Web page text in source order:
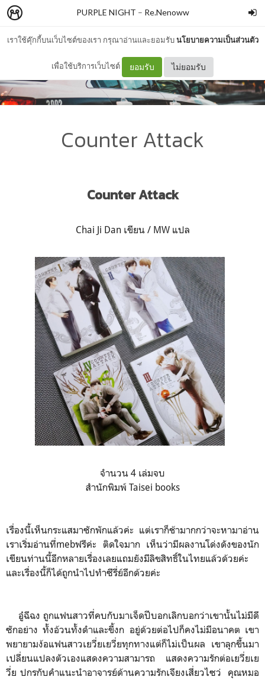
เราใช้คุ๊กกี้บนเว็บไซต์ของเรา กรุณาอ่านและยอมรับนโยบายความเป็นส่วนตัว
เพื่อใช้บริการเว็บไซต์ ยอมรับ ไม่ยอมรับ
PURPLE NIGHT – Re.Nenoww
Counter Attack
Counter Attack
Chai Ji Dan เขียน / MW แปล
จำนวน 4 เล่มจบ
สำนักพิมพ์ Taisei books
เรื่องนี้เห็นกระแสมาซักพักแล้วค่ะ​ แต่เราก็ช้ามากกว่าจะหามาอ่าน​
เราเริ่มอ่านที่mebฟรีค่ะ​ ติดใจมาก​ เห็นว่ามีผลงานโด่งดังของนัก
เขียนท่านนี้อีกหลายเรื่องเลยแถมยังมีลิขสิทธิ์​ในไทยแล้วด้วยค่ะ​
และเรื่องนี้ก็ได้ถูกนำไปทำซีรี่ย์​อีกด้วยค่ะ
อู๋ฉีฉง ถูกแฟนสาวที่คบกับมาเจ็ดปีบอกเลิก​บอกว่าเขานั้นไม่มีดี
ซักอย่าง​ ทั้งอ้วนทั้งดำและขี้งก​ อยู่ด้วยต่อไปก็คงไม่มีอนาคต​ เขา
พยายามง้อ​แฟนสาวเยวี่ยเยวี่ยทุกทางแต่ก็ไม่เป็นผล​ เขาลุกขึ้นมา
เปลี่ยนแปลงตัวเองแสดงความสามารถ​ แสดงความรักต่อเยวี่ยเย
วี่ย​ ปกรกับคำแนะนำอาจารย์ด้านความรักเจียงเสี่ยวไซว่ คุณหมอ